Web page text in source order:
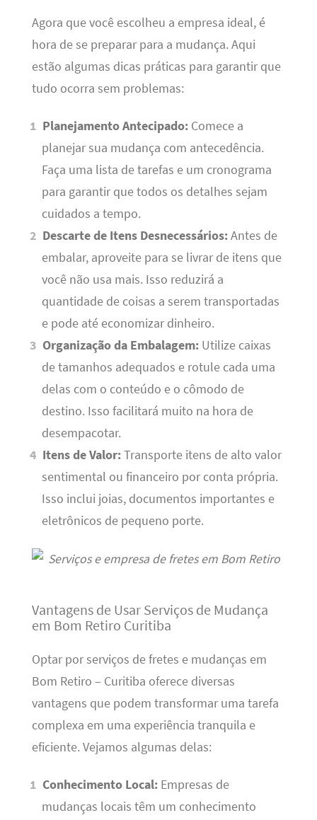
Agora que você escolheu a empresa ideal, é
hora de se preparar para a mudança. Aqui
estão algumas dicas práticas para garantir que
tudo ocorra sem problemas:
Planejamento Antecipado: Comece a
planejar sua mudança com antecedência.
Faça uma lista de tarefas e um cronograma
para garantir que todos os detalhes sejam
cuidados a tempo.
Descarte de Itens Desnecessários:Antes de
embalar, aproveite para se livrar de itens que
você não usa mais. Isso reduzirá a
quantidade de coisas a serem transportadas
e pode até economizar dinheiro.
Organização da Embalagem: Utilize caixas
de tamanhos adequados e rotule cada uma
delas com o conteúdo e o cômodo de
destino. Isso facilitará muito na hora de
desempacotar.
Itens de Valor:Transporte itens de alto valor
sentimental ou financeiro por conta própria.
Isso inclui joias, documentos importantes e
eletrônicos de pequeno porte.
Vantagens de Usar Serviços de Mudança
em Bom Retiro Curitiba
Optar por serviços de fretes e mudanças em
Bom Retiro – Curitiba oferece diversas
vantagens que podem transformar uma tarefa
complexa em uma experiência tranquila e
eficiente. Vejamos algumas delas:
Conhecimento Local: Empresas de
mudanças locais têm um conhecimento